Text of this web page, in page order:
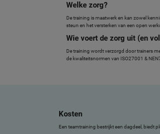
Welke zorg?
De training is maatwerk en kan zowel
steun en het versterken van een open
Wie voert de zorg uit (en
De training wordt verzorgd door trainers
de kwaliteitsnormen van ISO27001 &
Kosten
Een teamtraining bestrijkt een dagdeel, biedt